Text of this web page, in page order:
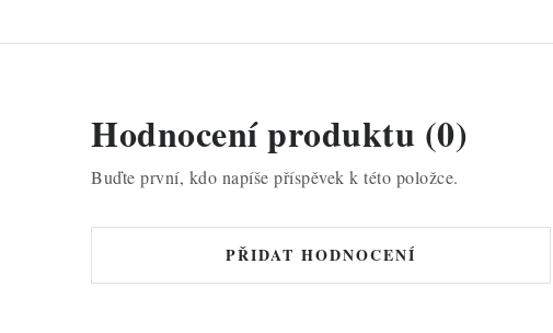
Hodnocení produktu (0)
Buďte první, kdo napíše příspěvek k této položce.
PŘIDAT HODNOCENÍ